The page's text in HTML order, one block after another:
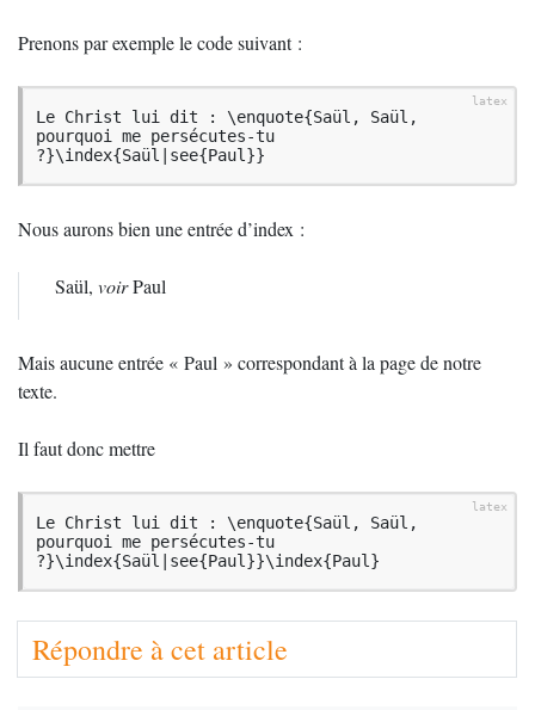
Prenons par exemple le code suivant :
Le Christ lui dit : \enquote{Saül, Saül,
pourquoi me persécutes-tu
?}\index{Saül|see{Paul}}
Nous aurons bien une entrée d’index :
Saül, voirPaul
Mais aucune entrée « Paul » correspondant à la page de notre
texte.
Il faut donc mettre
Le Christ lui dit : \enquote{Saül, Saül,
pourquoi me persécutes-tu
?}\index{Saül|see{Paul}}\index{Paul}
Répondre à cet article